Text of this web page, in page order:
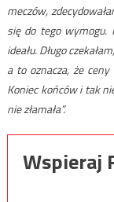
meczów,
się do tego wymogu.
ideału. Długo
a to oznacza, że
Koniec końców i tak
nie złamała”.
Wspieraj